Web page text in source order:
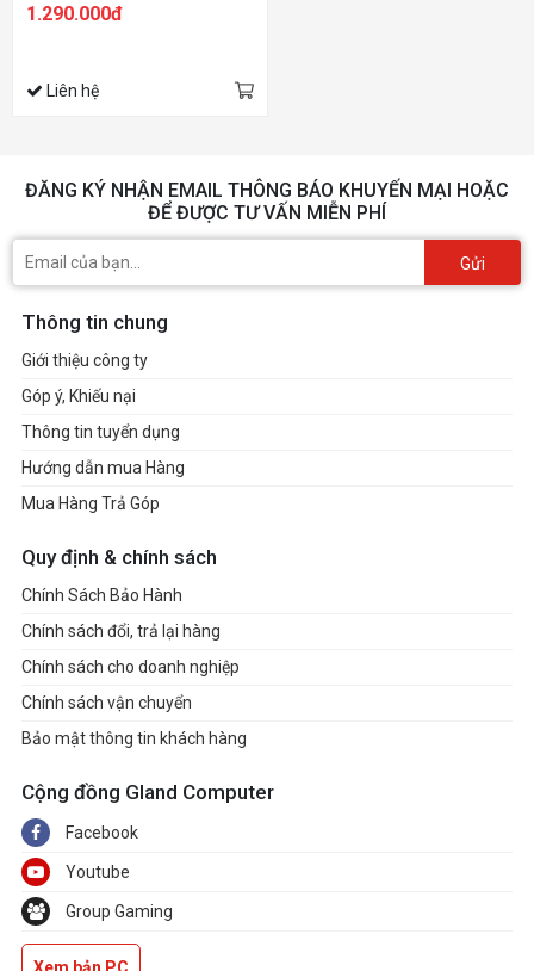
1.290.000đ
Liên hệ
ĐĂNG KÝ NHẬN EMAIL THÔNG BÁO KHUYẾN MẠI HOẶC
ĐỂ ĐƯỢC TƯ VẤN MIỄN PHÍ
Gửi
Thông tin chung
Giới thiệu công ty
Góp ý, Khiếu nại
Thông tin tuyển dụng
Hướng dẫn mua Hàng
Mua Hàng Trả Góp
Quy định & chính sách
Chính Sách Bảo Hành
Chính sách đổi, trả lại hàng
Chính sách cho doanh nghiệp
Chính sách vận chuyển
Bảo mật thông tin khách hàng
Cộng đồng Gland Computer
Facebook
Youtube
Group Gaming
Xem bản PC